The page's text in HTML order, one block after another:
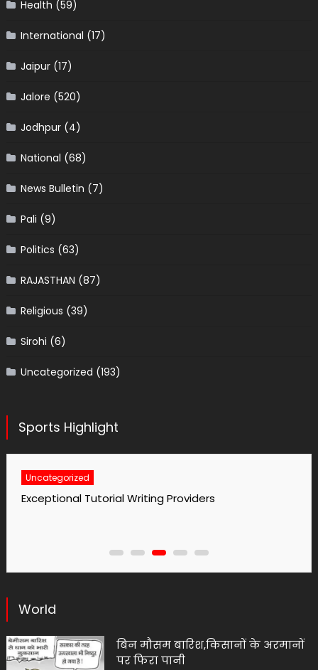
Health (59)
International (17)
Jaipur(17)
Jalore (520)
Jodhpur(4)
National (68)
News Bulletin (7)
Pali (9)
Politics (63)
RAJASTHAN (87)
Religious (39)
Sirohi (6)
Uncategorized (193)
Sports Highlight
Uncategorized
Exceptional Tutorial Writing Providers
World
बिन मौसम बारिश,किसानों के अरमानों
पर फिरा पानी